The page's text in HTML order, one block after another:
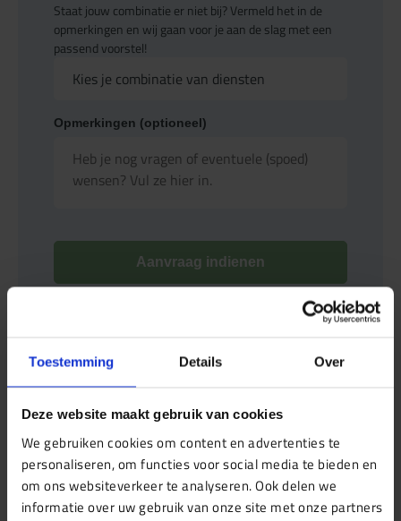
Toestemming Details Over
Deze website maakt gebruik van cookies
We gebruiken cookies om content en advertenties te
personaliseren, om functies voor social media te bieden en
om ons websiteverkeer te analyseren. Ook delen we
informatie over uw gebruik van onze site met onze partners
Staat jouw combinatie er niet bij? Vermeld het in de
opmerkingen en wij gaan voor je aan de slag met een
passend voorstel!
Opmerkingen (optioneel)
Aanvraag indienen
Bespaar tijd en geld, vraag meerdere diensten